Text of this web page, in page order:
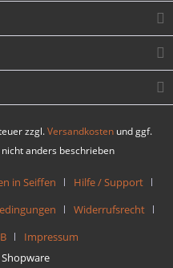
zzgl.Versandkosten und ggf.
anders beschrieben
in Seiffen
Hilfe / Support
Widerrufsrecht
Impressum